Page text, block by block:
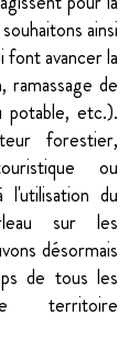
ainsi
font avancer la
ramassage de
potable, etc.).
forestier,
ou
l'utilisation du
sur les
désormais
de tous les
territoire